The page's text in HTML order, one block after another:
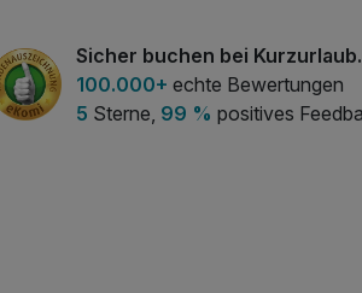
Sicher buchen bei
100.000+ echte Bewertungen
5 Sterne, 99 % positives